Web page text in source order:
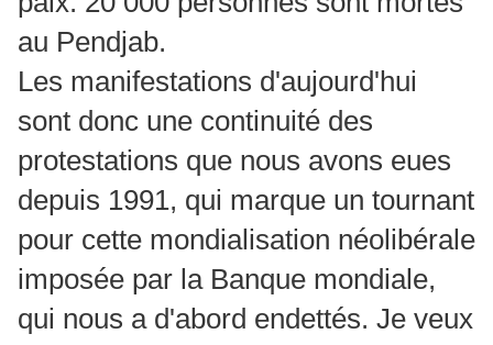
au Pendjab.
Les manifestations d'aujourd'hui
sont donc une continuité des
protestations que nous avons eues
depuis 1991, qui marque un tournant
pour cette mondialisation néolibérale
imposée par la Banque mondiale,
qui nous a d'abord endettés. Je veux